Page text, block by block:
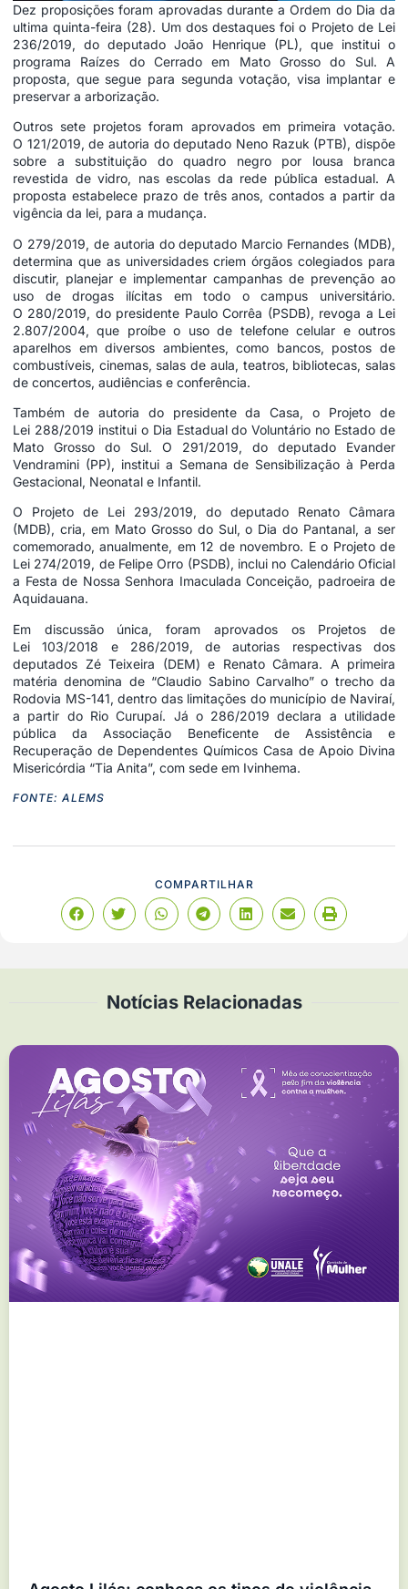
Dez proposições foram aprovadas durante a Ordem do Dia da
ultima quinta-feira (28). Um dos destaques foi o Projeto de Lei
236/2019, do deputado João Henrique (PL), que institui o
programa Raízes do Cerrado em Mato Grosso do Sul. A
proposta, que segue para segunda votação, visa implantar e
preservar a arborização.
Outros sete projetos foram aprovados em primeira votação.
O 121/2019, de autoria do deputado Neno Razuk (PTB), dispõe
sobre a substituição do quadro negro por lousa branca
revestida de vidro, nas escolas da rede pública estadual. A
proposta estabelece prazo de três anos, contados a partir da
vigência da lei, para a mudança.
O 279/2019, de autoria do deputado Marcio Fernandes (MDB),
determina que as universidades criem órgãos colegiados para
discutir, planejar e implementar campanhas de prevenção ao
uso de drogas ilícitas em todo o campus universitário.
O 280/2019, do presidente Paulo Corrêa (PSDB), revoga a Lei
2.807/2004, que proíbe o uso de telefone celular e outros
aparelhos em diversos ambientes, como bancos, postos de
combustíveis, cinemas, salas de aula, teatros, bibliotecas, salas
de concertos, audiências e conferência.
Também de autoria do presidente da Casa, o Projeto de
Lei 288/2019 institui o Dia Estadual do Voluntário no Estado de
Mato Grosso do Sul. O 291/2019, do deputado Evander
Vendramini (PP), institui a Semana de Sensibilização à Perda
Gestacional, Neonatal e Infantil.
O Projeto de Lei 293/2019, do deputado Renato Câmara
(MDB), cria, em Mato Grosso do Sul, o Dia do Pantanal, a ser
comemorado, anualmente, em 12 de novembro. E o Projeto de
Lei 274/2019, de Felipe Orro (PSDB), inclui no Calendário Oficial
a Festa de Nossa Senhora Imaculada Conceição, padroeira de
Aquidauana.
Em discussão única, foram aprovados os Projetos de
Lei103/2018 e 286/2019, de autorias respectivas dos
deputados Zé Teixeira (DEM) e Renato Câmara. A primeira
matéria denomina de “Claudio Sabino Carvalho” o trecho da
Rodovia MS-141, dentro das limitações do município de Naviraí,
a partir do Rio Curupaí. Já o 286/2019 declara a utilidade
pública da Associação Beneficente de Assistência e
Recuperação de Dependentes Químicos Casa de Apoio Divina
Misericórdia “Tia Anita”, com sede em Ivinhema.
FONTE: ALEMS
COMPARTILHAR
Notícias Relacionadas